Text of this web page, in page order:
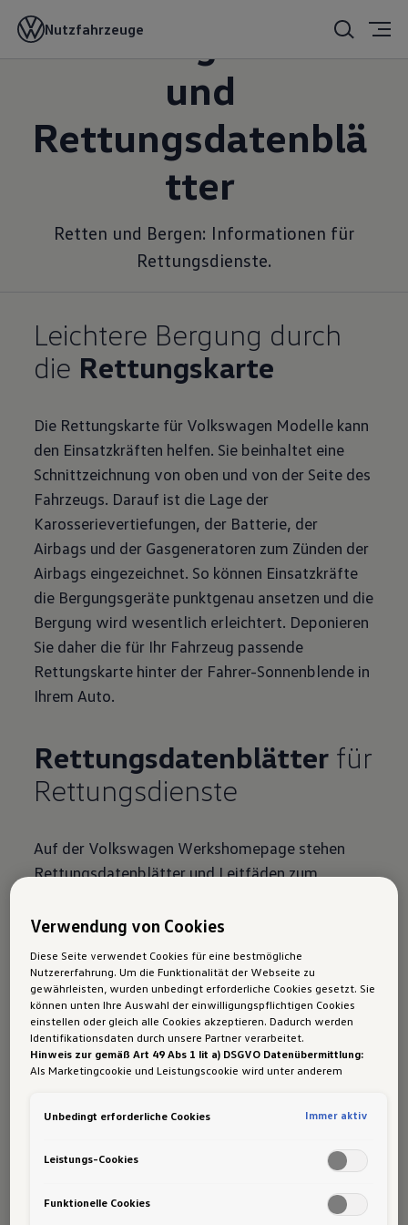
Nutzfahrzeuge
Rettungskarte
und
Rettungsdatenblä
tter
Retten und Bergen: Informationen für
Rettungsdienste.
Leichtere Bergung durch
die Rettungskarte
Die Rettungskarte für Volkswagen Modelle kann
den Einsatzkräften helfen. Sie beinhaltet eine
Schnittzeichnung von oben und von der Seite des
Fahrzeugs. Darauf ist die Lage der
Karosserievertiefungen, der Batterie, der
Airbags und der Gasgeneratoren zum Zünden der
Airbags eingezeichnet. So können Einsatzkräfte
die Bergungsgeräte punktgenau ansetzen und die
Bergung wird wesentlich erleichtert. Deponieren
Sie daher die für Ihr Fahrzeug passende
Rettungskarte hinter der Fahrer-Sonnenblende in
Ihrem Auto.
Rettungsdatenblätter für
Rettungsdienste
Auf der Volkswagen Werkshomepage stehen
Rettungsdatenblätter und Leitfäden zum
Rettungskräfte, die über eine spezielle
Hilfeleistung nach Verkehrsunfällen verfügen.
Spezifikationen und Sonderausstattungen der
Volkswagen Fahrzeuge unterliegen ständigen
Änderungen, daher behält sich Volkswagen
inhaltliche Änderungen an diesem Leitfaden
finden Sie hier
Verwendung von Cookies
Diese Seite verwendet Cookies für eine bestmögliche
Nutzererfahrung. Um die Funktionalität der Webseite zu
gewährleisten, wurden unbedingt erforderliche Cookies gesetzt. Sie
können unten Ihre Auswahl der einwilligungspflichtigen Cookies
einstellen oder gleich alle Cookies akzeptieren. Dadurch werden
Identifikationsdaten durch unsere Partner verarbeitet.
Hinweis zur gemäß Art 49 Abs 1 lit a) DSGVO Datenübermittlung:
Als Marketingcookie und Leistungscookie wird unter anderem
Daten in die USA (insbesondere dort an die Google LLC) weitergibt.
Angemessenheitsbeschluss der Europäischen Kommission. Hieraus
Betroffener in den USA nicht wirksam durchsetzen können, in den
USA keine Datenschutzgrundsätze bestehen, und weil nicht
Unbedingt erforderliche Cookies Immer aktiv
Leistungs-Cookies
Funktionelle Cookies